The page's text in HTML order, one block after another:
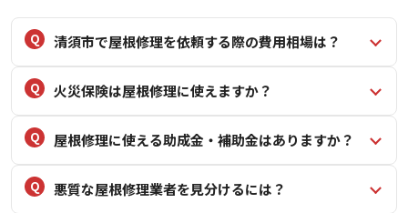
清須市で屋根修理を依頼する際の費用相場は？
火災保険は屋根修理に使えますか？
屋根修理に使える助成金・補助金はありますか？
悪質な屋根修理業者を見分けるには？